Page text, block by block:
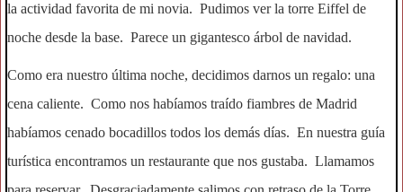
la actividad favorita de mi novia. Pudimos ver la torre Eiffel de
noche desde la base. Parece un gigantesco árbol de navidad.
Como era nuestro última noche, decidimos darnos un regalo: una
cena caliente. Como nos habíamos traído fiambres de Madrid
habíamos cenado bocadillos todos los demás días. En nuestra guía
turística encontramos un restaurante que nos gustaba. Llamamos